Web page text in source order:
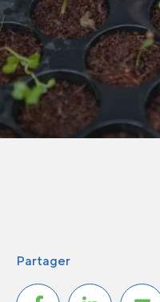
Partager